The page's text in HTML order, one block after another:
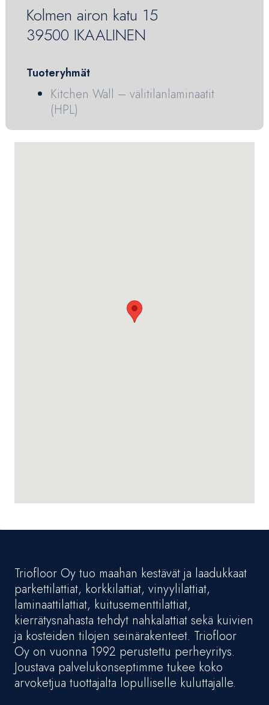
Kolmen airon katu 15
39500 IKAALINEN
Tuoteryhmät
Kitchen Wall – välitilanlaminaatit
(HPL)
Triofloor Oy tuo maahan kestävät ja laadukkaat
parkettilattiat, korkkilattiat, vinyylilattiat,
laminaattilattiat, kuitusementtilattiat,
kierrätysnahasta tehdyt nahkalattiat sekä kuivien
ja kosteiden tilojen seinärakenteet. Triofloor
Oy on vuonna 1992 perustettu perheyritys.
Joustava palvelukonseptimme tukee koko
arvoketjua tuottajalta lopulliselle kuluttajalle.